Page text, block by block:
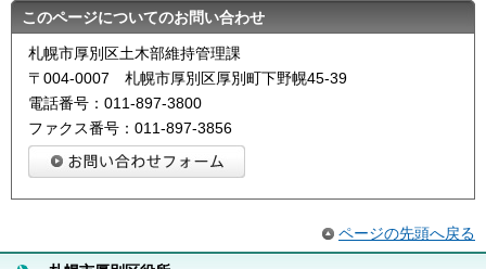
このページについてのお問い合わせ
札幌市厚別区土木部維持管理課
〒004-0007 札幌市厚別区厚別町下野幌45-39
電話番号：011-897-3800
ファクス番号：011-897-3856
ページの先頭へ戻る